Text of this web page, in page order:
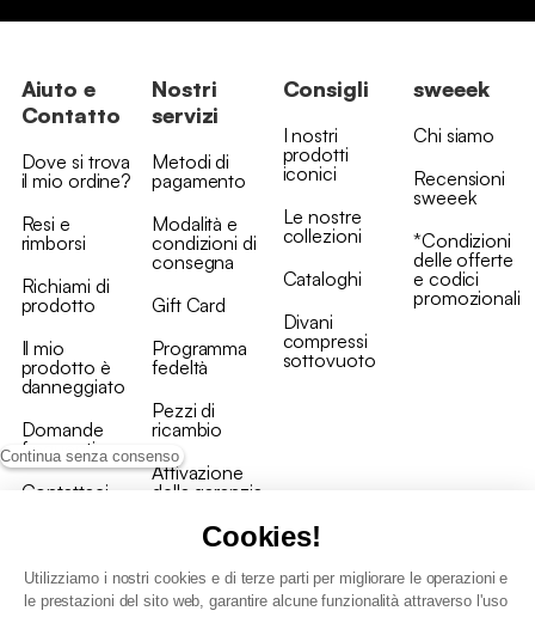
Continua senza consenso
Cookies!
Utilizziamo i nostri cookies e di terze parti per migliorare le operazioni e
le prestazioni del sito web, garantire alcune funzionalità attraverso l'uso
Aiuto e
Contatto
Dove si trova
il mio ordine?
Resi e
rimborsi
Richiami di
prodotto
Il mio
prodotto è
danneggiato
Domande
frequenti
Contattaci
Nostri
servizi
Metodi di
pagamento
Modalità e
condizioni di
consegna
Gift Card
Programma
fedeltà
Pezzi di
ricambio
Attivazione
della garanzia
Consigli
I nostri
prodotti
iconici
Le nostre
collezioni
Cataloghi
Divani
compressi
sottovuoto
sweeek
Chi siamo
Recensioni
sweeek
*Condizioni
delle offerte
e codici
promozionali